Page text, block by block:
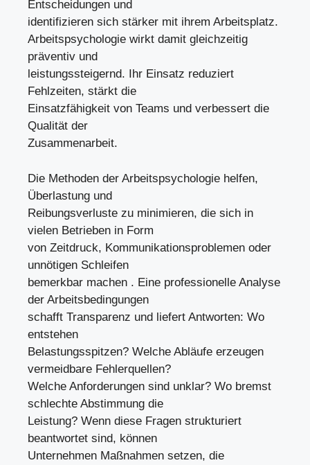
Entscheidungen und
identifizieren sich stärker mit ihrem Arbeitsplatz.
Arbeitspsychologie wirkt damit gleichzeitig
präventiv und
leistungssteigernd. Ihr Einsatz reduziert
Fehlzeiten, stärkt die
Einsatzfähigkeit von Teams und verbessert die
Qualität der
Zusammenarbeit.
Die Methoden der Arbeitspsychologie helfen,
Überlastung und
Reibungsverluste zu minimieren, die sich in
vielen Betrieben in Form
von Zeitdruck, Kommunikationsproblemen oder
unnötigen Schleifen
bemerkbar machen . Eine professionelle Analyse
der Arbeitsbedingungen
schafft Transparenz und liefert Antworten: Wo
entstehen
Belastungsspitzen? Welche Abläufe erzeugen
vermeidbare Fehlerquellen?
Welche Anforderungen sind unklar? Wo bremst
schlechte Abstimmung die
Leistung? Wenn diese Fragen strukturiert
beantwortet sind, können
Unternehmen Maßnahmen setzen, die